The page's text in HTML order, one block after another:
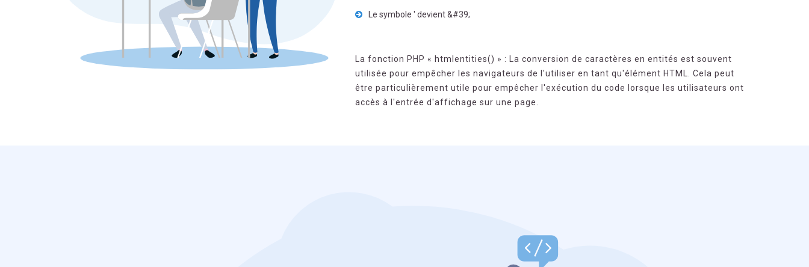
Le symbole ' devient &#39;
La fonction PHP « htmlentities() » : La conversion de caractères en entités est souvent
utilisée pour empêcher les navigateurs de l'utiliser en tant qu'élément HTML. Cela peut
être particulièrement utile pour empêcher l'exécution du code lorsque les utilisateurs ont
accès à l'entrée d'affichage sur une page.